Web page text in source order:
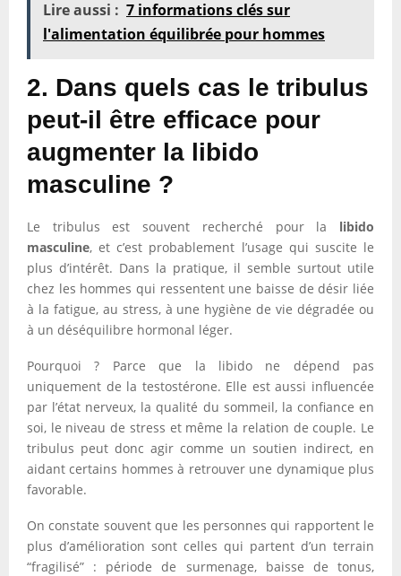
Lire aussi : 7 informations clés sur
l'alimentation équilibrée pour hommes
2. Dans quels cas le tribulus
peut-il être efficace pour
augmenter la libido
masculine ?
Le tribulus est souvent recherché pour la libido
masculine, et c’est probablement l’usage qui suscite le
plus d’intérêt. Dans la pratique, il semble surtout utile
chez les hommes qui ressentent une baisse de désir liée
à la fatigue, au stress, à une hygiène de vie dégradée ou
à un déséquilibre hormonal léger.
Pourquoi ? Parce que la libido ne dépend pas
uniquement de la testostérone. Elle est aussi influencée
par l’état nerveux, la qualité du sommeil, la confiance en
soi, le niveau de stress et même la relation de couple. Le
tribulus peut donc agir comme un soutien indirect, en
aidant certains hommes à retrouver une dynamique plus
favorable.
On constate souvent que les personnes qui rapportent le
plus d’amélioration sont celles qui partent d’un terrain
“fragilisé” : période de surmenage, baisse de tonus,